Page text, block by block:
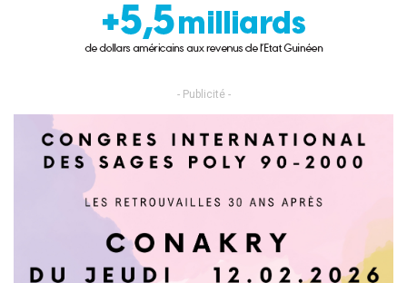
- Publicité -